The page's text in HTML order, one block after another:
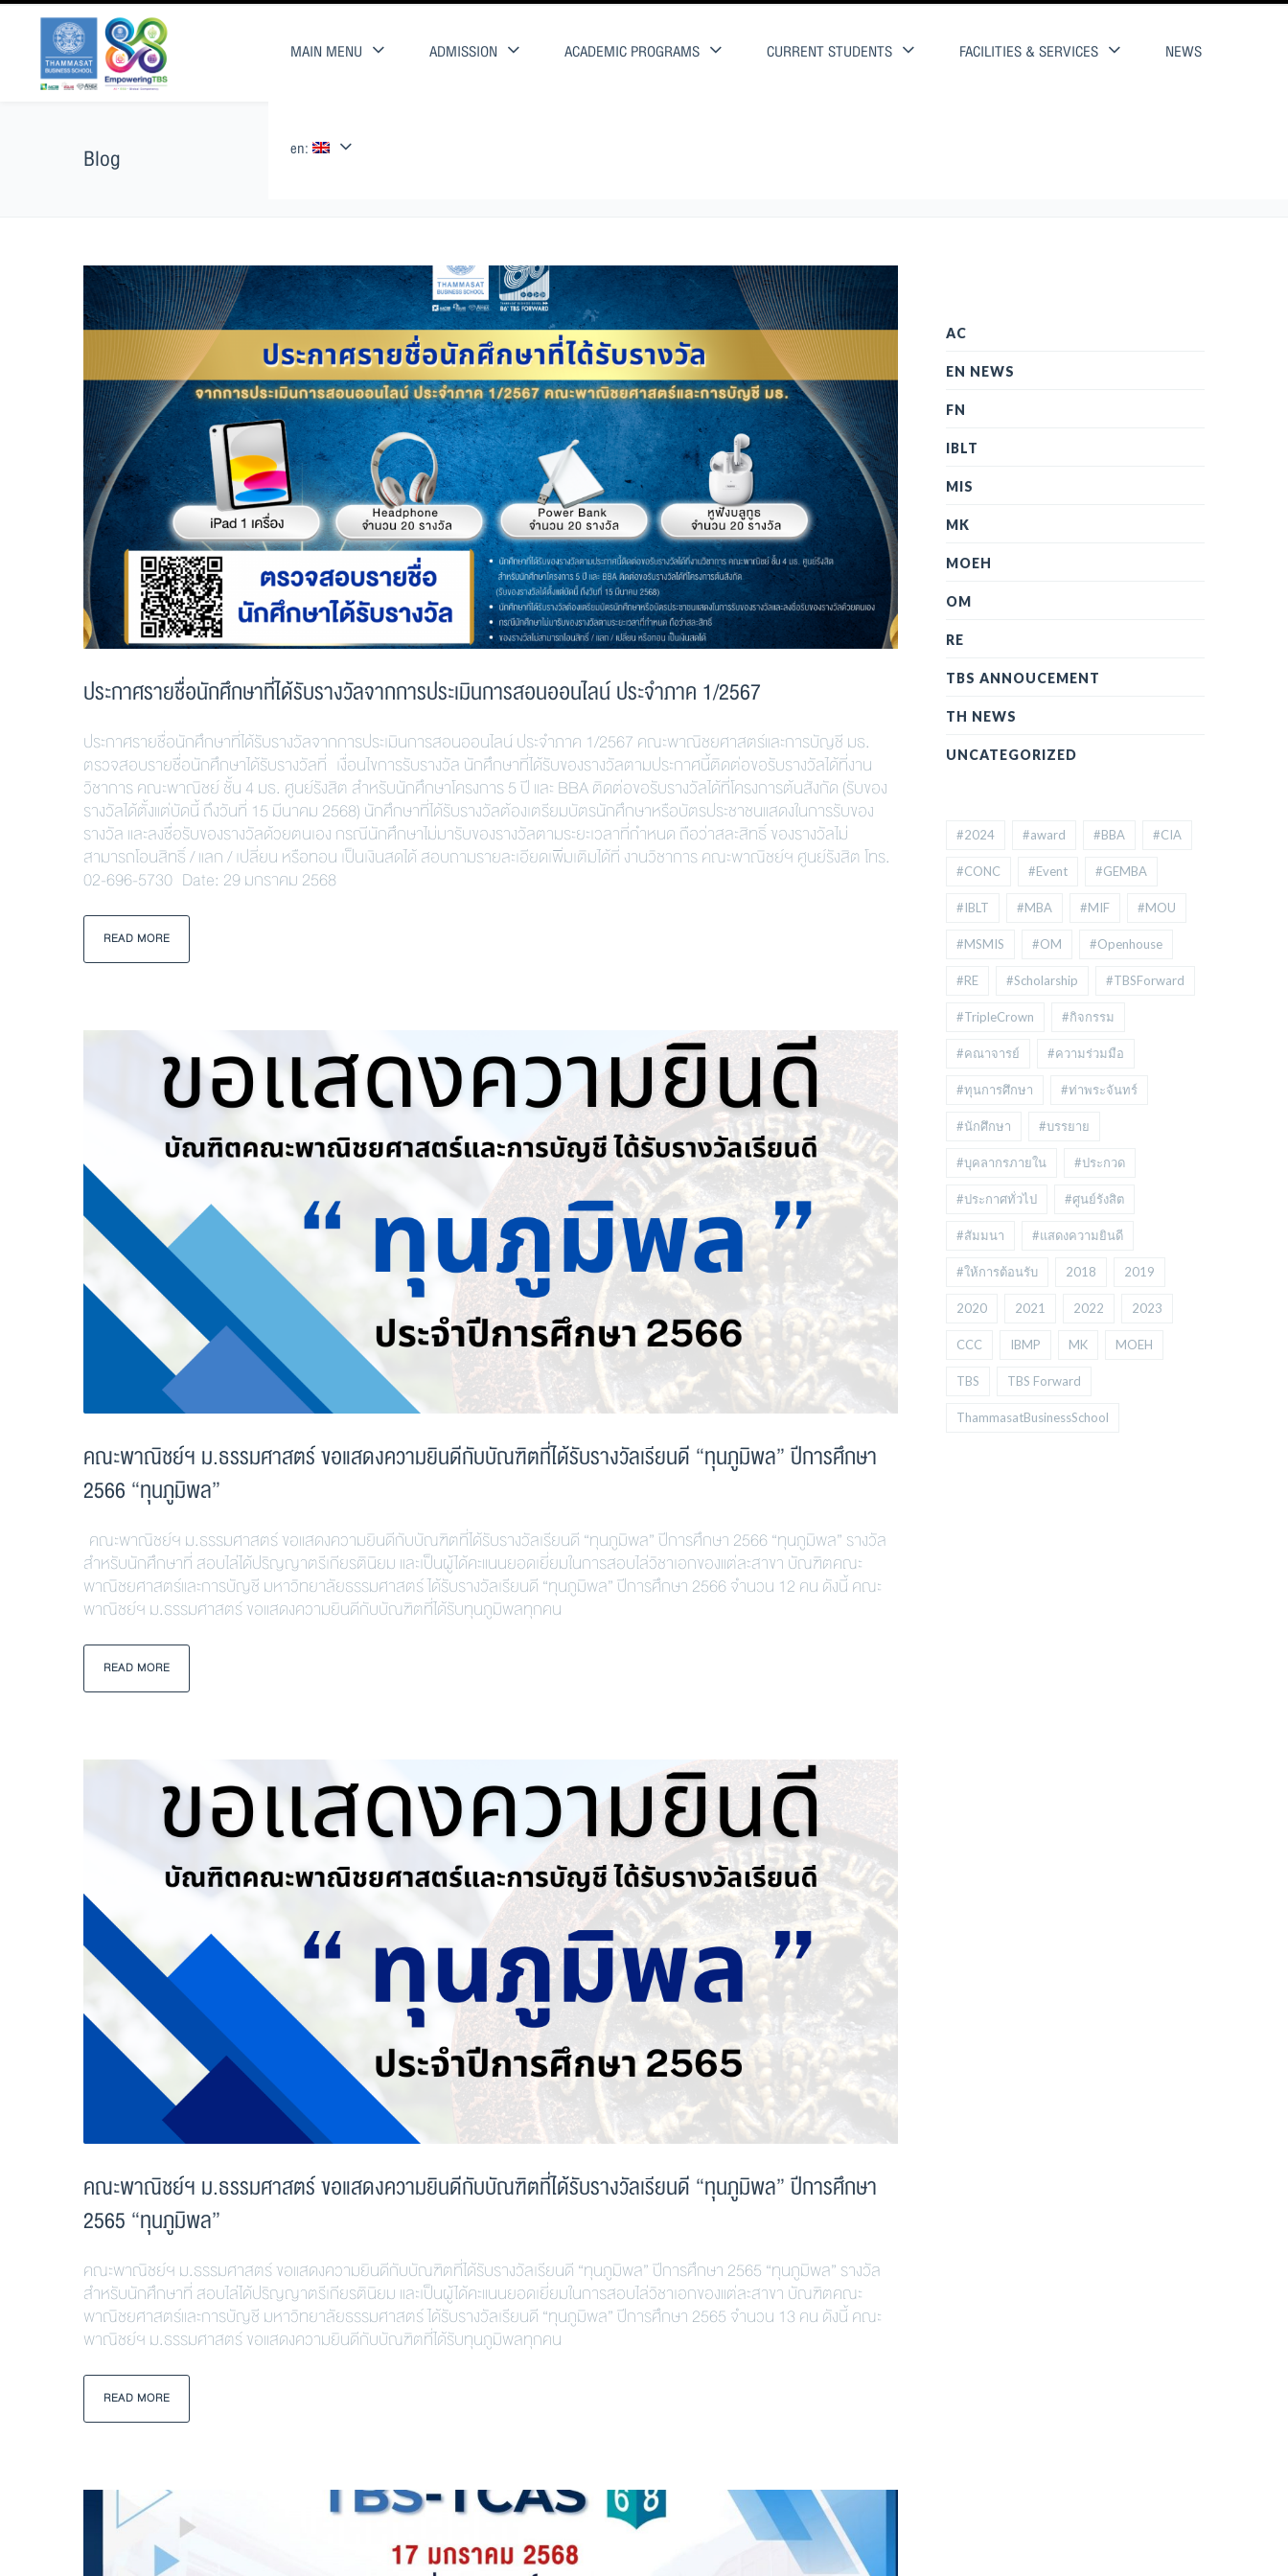
MAIN MENU ADMISSION ACADEMIC PROGRAMS CURRENT STUDENTS FACILITIES & SERVICES NEWS
en:
Blog
ประกาศรายชื่อนักศึกษาที่ได้รับรางวัลจากการประเมินการสอนออนไลน์ ประจำภาค 1/2567
ประกาศรายชื่อนักศึกษาที่ได้รับรางวัลจากการประเมินการสอนออนไลน์ ประจำภาค 1/2567 คณะพาณิชยศาสตร์และการบัญชี มธ.
ตรวจสอบรายชื่อนักศึกษาได้รับรางวัลที่ เงื่อนไขการรับรางวัล นักศึกษาที่ได้รับของรางวัลตามประกาศนี้ติดต่อขอรับรางวัลได้ที่งาน
วิชาการ คณะพาณิชย์ ชั้น 4 มธ. ศูนย์รังสิต สำหรับนักศึกษาโครงการ 5 ปี และ BBA ติดต่อขอรับรางวัลได้ที่โครงการต้นสังกัด (รับของ
รางวัลได้ตั้งแต่บัดนี้ ถึงวันที่ 15 มีนาคม 2568) นักศึกษาที่ได้รับรางวัลต้องเตรียมบัตรนักศึกษาหรือบัตรประชาชนแสดงในการรับของ
รางวัล และลงชื่อรับของรางวัลด้วยตนเอง กรณีนักศึกษาไม่มารับของรางวัลตามระยะเวลาที่กำหนด ถือว่าสละสิทธิ์ ของรางวัลไม่
สามารถโอนสิทธิ์ / แลก / เปลี่ยน หรือทอน เป็นเงินสดได้ สอบถามรายละเอียดเพิ่มเติมได้ที่ งานวิชาการ คณะพาณิชย์ฯ ศูนย์รังสิต โทร.
02-696-5730 Date: 29 มกราคม 2568
READ MORE
คณะพาณิชย์ฯ ม.ธรรมศาสตร์ ขอแสดงความยินดีกับบัณฑิตที่ได้รับรางวัลเรียนดี “ทุนภูมิพล” ปีการศึกษา
2566 “ทุนภูมิพล”
คณะพาณิชย์ฯ ม.ธรรมศาสตร์ ขอแสดงความยินดีกับบัณฑิตที่ได้รับรางวัลเรียนดี “ทุนภูมิพล” ปีการศึกษา 2566 “ทุนภูมิพล” รางวัล
สำหรับนักศึกษาที่ สอบไล่ได้ปริญญาตรีเกียรตินิยม และเป็นผู้ได้คะแนนยอดเยี่ยมในการสอบไล่วิชาเอกของแต่ละสาขา บัณฑิตคณะ
พาณิชยศาสตร์และการบัญชี มหาวิทยาลัยธรรมศาสตร์ ได้รับรางวัลเรียนดี “ทุนภูมิพล” ปีการศึกษา 2566 จำนวน 12 คน ดังนี้ คณะ
พาณิชย์ฯ ม.ธรรมศาสตร์ ขอแสดงความยินดีกับบัณฑิตที่ได้รับทุนภูมิพลทุกคน
READ MORE
คณะพาณิชย์ฯ ม.ธรรมศาสตร์ ขอแสดงความยินดีกับบัณฑิตที่ได้รับรางวัลเรียนดี “ทุนภูมิพล” ปีการศึกษา
2565 “ทุนภูมิพล”
คณะพาณิชย์ฯ ม.ธรรมศาสตร์ ขอแสดงความยินดีกับบัณฑิตที่ได้รับรางวัลเรียนดี “ทุนภูมิพล” ปีการศึกษา 2565 “ทุนภูมิพล” รางวัล
สำหรับนักศึกษาที่ สอบไล่ได้ปริญญาตรีเกียรตินิยม และเป็นผู้ได้คะแนนยอดเยี่ยมในการสอบไล่วิชาเอกของแต่ละสาขา บัณฑิตคณะ
พาณิชยศาสตร์และการบัญชี มหาวิทยาลัยธรรมศาสตร์ ได้รับรางวัลเรียนดี “ทุนภูมิพล” ปีการศึกษา 2565 จำนวน 13 คน ดังนี้ คณะ
พาณิชย์ฯ ม.ธรรมศาสตร์ ขอแสดงความยินดีกับบัณฑิตที่ได้รับทุนภูมิพลทุกคน
READ MORE
AC
EN NEWS
FN
IBLT
MIS
MK
MOEH
OM
RE
TBS ANNOUCEMENT
TH NEWS
UNCATEGORIZED
#2024 #award #BBA #CIA
#CONC #Event #GEMBA
#IBLT #MBA #MIF #MOU
#MSMIS #OM #Openhouse
#RE #Scholarship #TBSForward
#TripleCrown #กิจกรรม
#คณาจารย์ #ความร่วมมือ
#ทุนการศึกษา #ท่าพระจันทร์
#นักศึกษา #บรรยาย
#บุคลากรภายใน #ประกวด
#ประกาศทั่วไป #ศูนย์รังสิต
#สัมมนา #แสดงความยินดี
#ให้การต้อนรับ 2018 2019
2020 2021 2022 2023
CCC IBMP MK MOEH
TBS TBS Forward
ThammasatBusinessSchool